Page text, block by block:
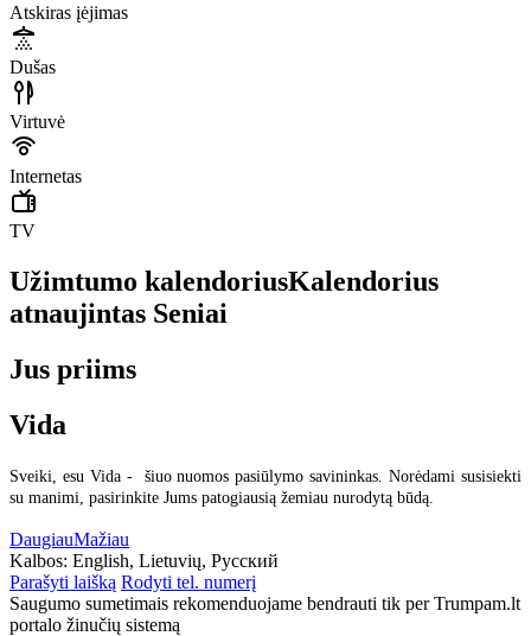
Atskiras įėjimas
Dušas
Virtuvė
Internetas
TV
Užimtumo kalendoriusKalendorius
atnaujintas Seniai
Jus priims
Vida
Sveiki, esu Vida - šiuo nuomos pasiūlymo savininkas. Norėdami susisiekti
su manimi, pasirinkite Jums patogiausią žemiau nurodytą būdą.
DaugiauMažiau
Kalbos: English, Lietuvių, Русский
Parašyti laišką Rodyti tel. numerį
Saugumo sumetimais rekomenduojame bendrauti tik per Trumpam.lt
portalo žinučių sistemą